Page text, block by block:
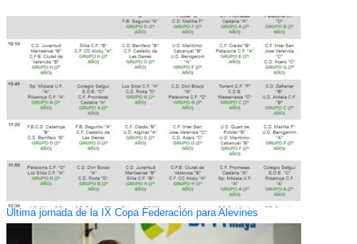
Ultima jornada de la IX Copa Federación para Alevines